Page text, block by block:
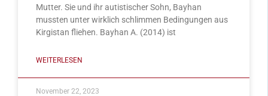
Mutter. Sie und ihr autistischer Sohn, Bayhan
mussten unter wirklich schlimmen Bedingungen aus
Kirgistan fliehen. Bayhan A. (2014) ist
WEITERLESEN
November 22, 2023